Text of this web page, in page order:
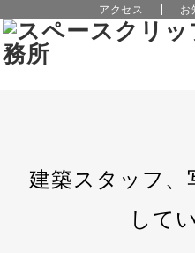
アクセス お
建築スタッフ、
して